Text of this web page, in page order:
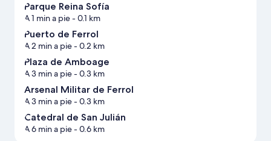
Parque Reina Sofía
A 1 min a pie- 0.1 km
Puerto de Ferrol
A 2 min a pie- 0.2 km
Plaza de Amboage
A 3 min a pie- 0.3 km
Arsenal Militar de Ferrol
A 3 min a pie- 0.3 km
Catedral de San Julián
A 6 min a pie- 0.6 km